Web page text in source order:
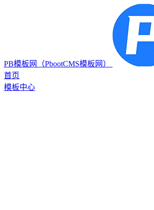
PB模板网（PbootCMS模板网）
首页
模板中心